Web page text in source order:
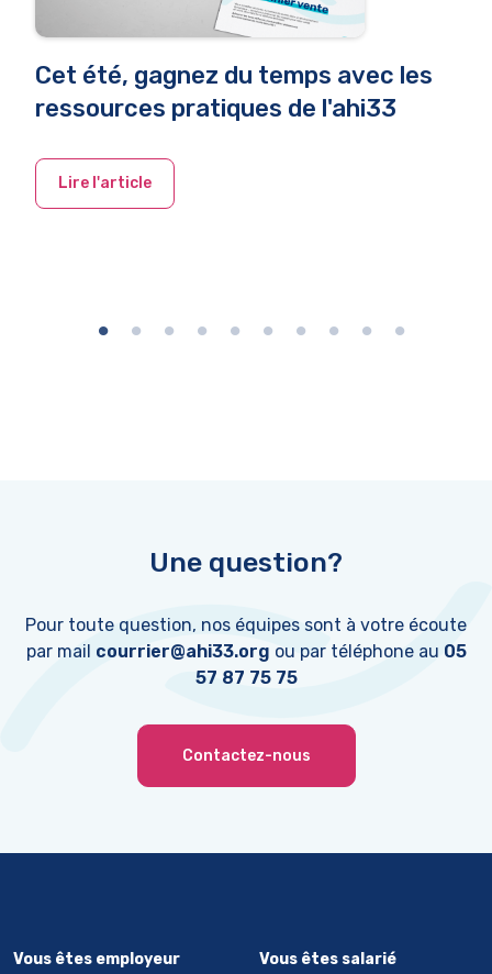
Cet été, gagnez du temps avec les
ressources pratiques de l'ahi33
Lire l'article
Une question?
Pour toute question, nos équipes sont à votre écoute
par mail courrier@ahi33.org ou par téléphone au 05
57 87 75 75
Contactez-nous
Vous êtes employeur
Vous êtes salarié